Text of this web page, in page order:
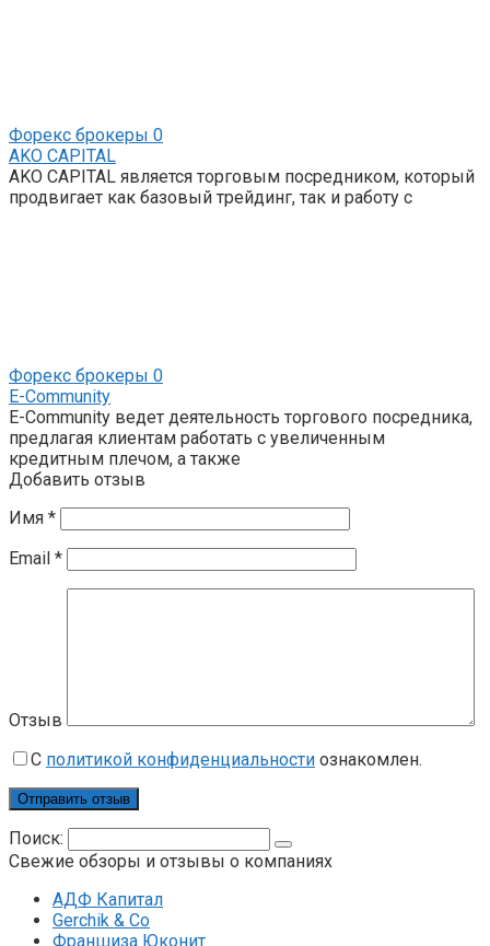
Форекс брокеры 0
AKO CAPITAL
AKO CAPITAL является торговым посредником, который
продвигает как базовый трейдинг, так и работу с
Форекс брокеры 0
E-Community
E-Community ведет деятельность торгового посредника,
предлагая клиентам работать с увеличенным
кредитным плечом, а также
Добавить отзыв
Имя *
Email *
Отзыв
С политикой конфиденциальности ознакомлен.
Поиск:
Свежие обзоры и отзывы о компаниях
АДФ Капитал
Gerchik & Co
Франшиза Юконит